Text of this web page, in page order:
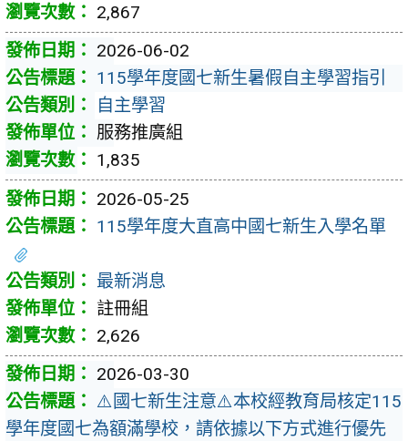
2,867
2026-06-02
115學年度國七新生暑假自主學習指引
自主學習
服務推廣組
1,835
2026-05-25
115學年度大直高中國七新生入學名單
最新消息
註冊組
2,626
2026-03-30
⚠️國七新生注意⚠️本校經教育局核定115
學年度國七為額滿學校，請依據以下方式進行優先